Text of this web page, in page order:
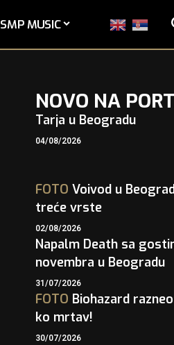
SMP MUSIC
NOVO NA
Tarja u Beogradu
04/08/2026
FOTO Voivod u
treće vrste
02/08/2026
Napalm Death sa
novembra u Beogradu
31/07/2026
FOTO Biohazard
ko mrtav!
30/07/2026